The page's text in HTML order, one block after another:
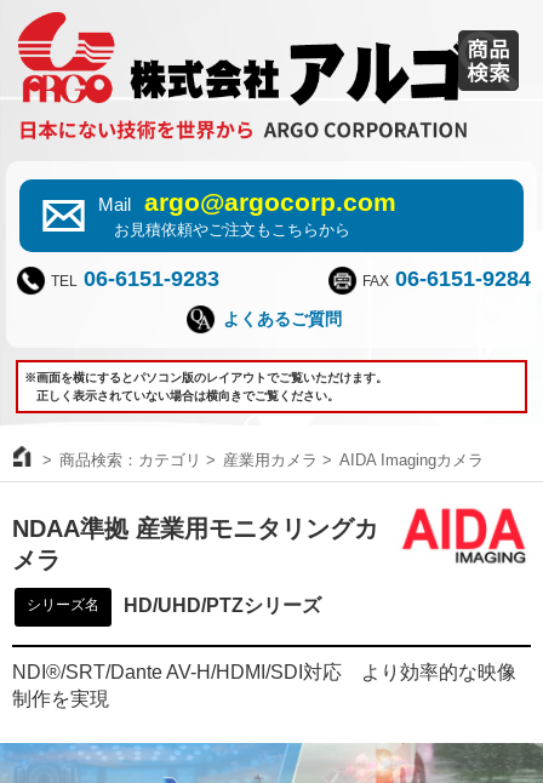
Mail argo@argocorp.com
お見積依頼やご注文もこちらから
TEL 06-6151-9283 FAX 06-6151-9284
よくあるご質問
※画面を横にするとパソコン版のレイアウトでご覧いただけます。
正しく表示されていない場合は横向きでご覧ください。
商品検索：カテゴリ 産業用カメラ AIDA Imagingカメラ
NDAA準拠 産業用モニタリングカ
メラ
シリーズ名 HD/UHD/PTZシリーズ
NDI®/SRT/Dante AV-H/HDMI/SDI対応 より効率的な映像
制作を実現